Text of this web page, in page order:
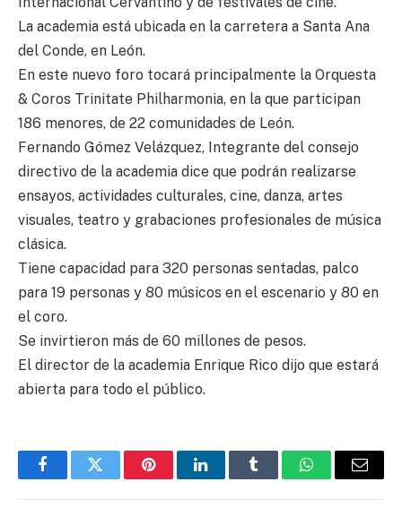
La academia está ubicada en la carretera a Santa Ana
del Conde, en León.
En este nuevo foro tocará principalmente la Orquesta
& Coros Trinitate Philharmonia, en la que participan
186 menores, de 22 comunidades de León.
Fernando Gómez Velázquez, Integrante del consejo
directivo de la academia dice que podrán realizarse
ensayos, actividades culturales, cine, danza, artes
visuales, teatro y grabaciones profesionales de música
clásica.
Tiene capacidad para 320 personas sentadas, palco
para 19 personas y 80 músicos en el escenario y 80 en
el coro.
Se invirtieron más de 60 millones de pesos.
El director de la academia Enrique Rico dijo que estará
abierta para todo el público.
FacebookTwitter PinterestLinkedInTumblr WhatsAppEmail